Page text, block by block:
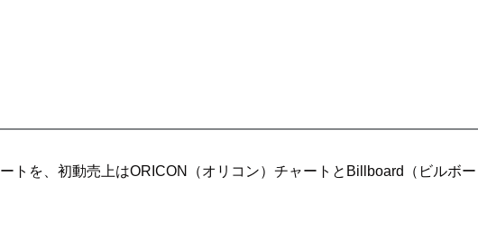
トを、初動売上はORICON（オリコン）チャートとBillboard（ビルボー